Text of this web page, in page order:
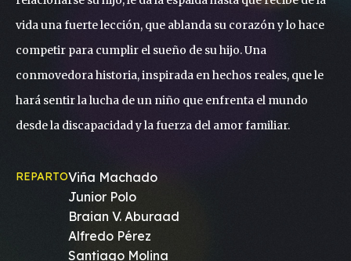
vida una fuerte lección, que ablanda su corazón y lo hace
competir para cumplir el sueño de su hijo. Una
conmovedora historia, inspirada en hechos reales, que le
hará sentir la lucha de un niño que enfrenta el mundo
desde la discapacidad y la fuerza del amor familiar.
REPARTOViña Machado
Junior Polo
Braian V. Aburaad
Alfredo Pérez
Santiago Molina